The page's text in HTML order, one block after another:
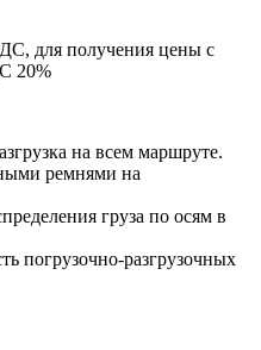
для получения цены с
20%
на всем маршруте.
ремнями на
груза по осям в
погрузочно-разгрузочных